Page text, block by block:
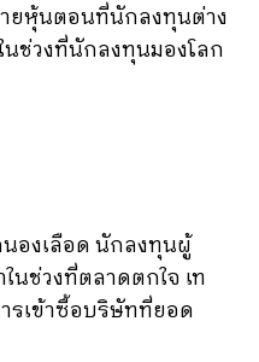
ยหุ้นตอนที่นักลงทุนต่าง
ช่วงที่นักลงทุนมองโลก
นองเลือด นักลงทุนผู้
ช่วงที่ตลาดตกใจ เท
รเข้าซื้อบริษัทที่ยอด